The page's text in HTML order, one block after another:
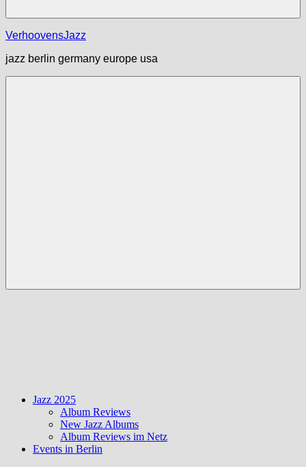
VerhoovensJazz
jazz berlin germany europe usa
Jazz 2025
Album Reviews
New Jazz Albums
Album Reviews im Netz
Events in Berlin